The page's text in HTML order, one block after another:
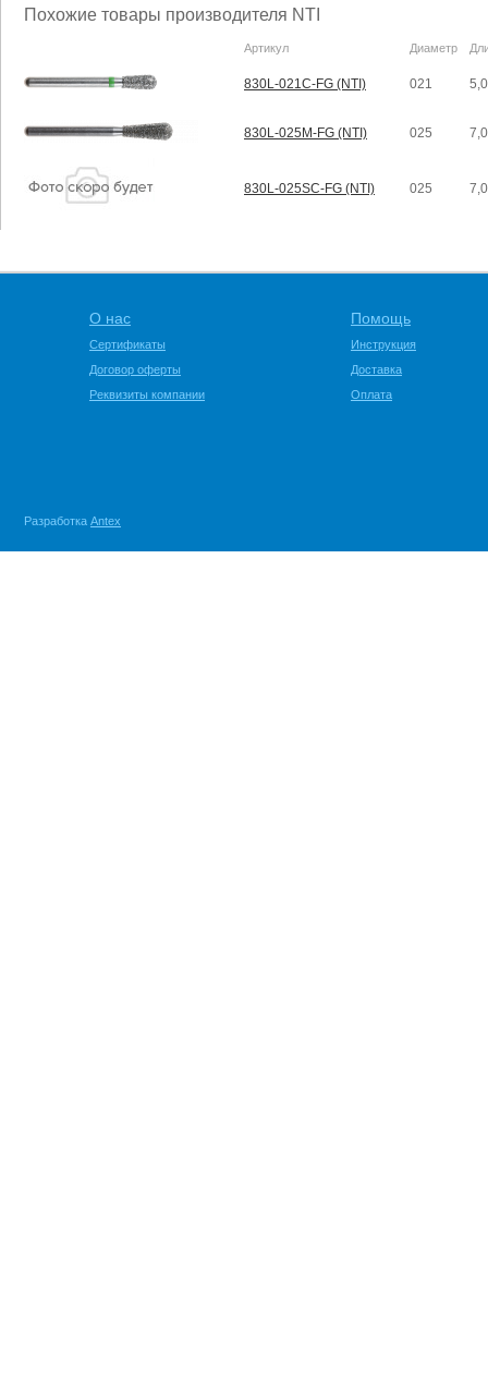
Похожие товары производителя NTI
Артикул Диаметр
830L-021C-FG (NTI) 021
830L-025M-FG (NTI) 025
830L-025SC-FG (NTI) 025
О нас
Сертификаты
Договор оферты
Реквизиты компании
Помощь
Инструкция
Доставка
Оплата
Разработка Antex